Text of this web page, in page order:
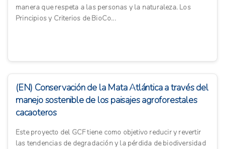
manera que respeta a las personas y la naturaleza. Los
Principios y Criterios de BioCo...
(EN) Conservación de la Mata Atlántica a través del
manejo sostenible de los paisajes agroforestales
cacaoteros
Este proyecto del GCF tiene como objetivo reducir y revertir
las tendencias de degradación y la pérdida de biodiversidad